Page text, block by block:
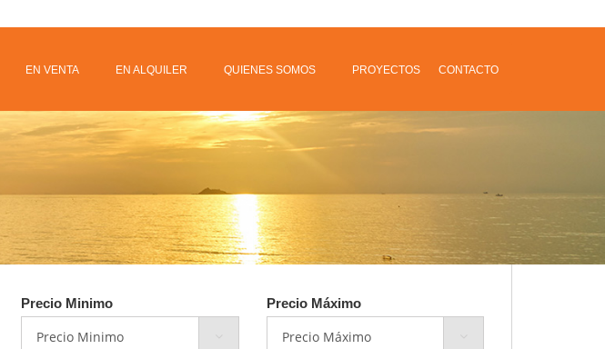
EN VENTA EN ALQUILER QUIENES SOMOS PROYECTOS CONTACTO
Precio Minimo Precio Máximo